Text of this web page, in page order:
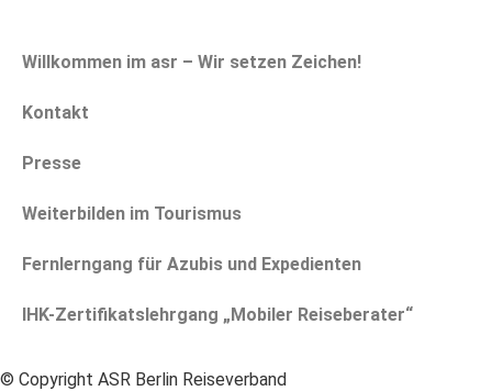
Willkommen im asr – Wir setzen Zeichen!
Kontakt
Presse
Weiterbilden im Tourismus
Fernlerngang für Azubis und Expedienten
IHK-Zertifikatslehrgang „Mobiler Reiseberater“
© Copyright ASR Berlin Reiseverband